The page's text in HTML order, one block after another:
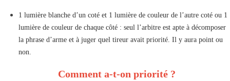
1 lumière blanche d’un coté et 1 lumière de couleur de l’autre coté ou 1
lumière de couleur de chaque côté : seul l’arbitre est apte à décomposer
la phrase d’arme et à juger quel tireur avait priorité. Il y aura point ou
non.
Comment a-t-on priorité ?